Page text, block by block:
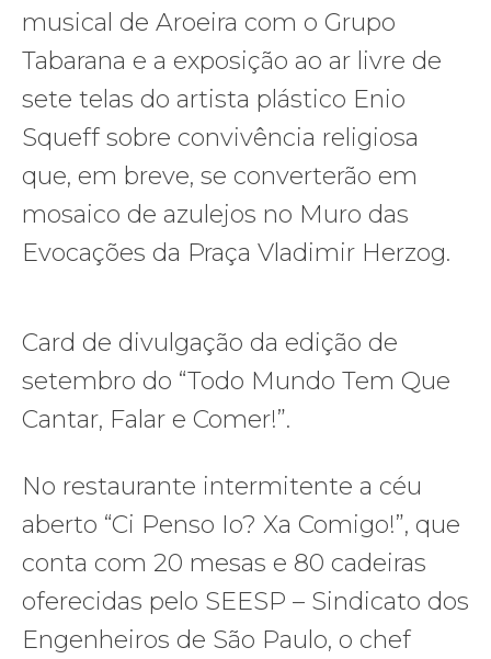
musical de Aroeira com o Grupo
Tabarana e a exposição ao ar livre de
sete telas do artista plástico Enio
Squeff sobre convivência religiosa
que, em breve, se converterão em
mosaico de azulejos no Muro das
Evocações da Praça Vladimir Herzog.
Card de divulgação da edição de
setembro do “Todo Mundo Tem Que
Cantar, Falar e Comer!”.
No restaurante intermitente a céu
aberto “Ci Penso Io? Xa Comigo!”, que
conta com 20 mesas e 80 cadeiras
oferecidas pelo SEESP – Sindicato dos
Engenheiros de São Paulo, o chef